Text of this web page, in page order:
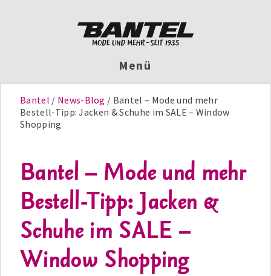
Menü
Bantel News-Blog
Bantel – Mode und mehr
Bestell-Tipp: Jacken & Schuhe im SALE – Window
Shopping
Bantel – Mode und mehr
Bestell-Tipp: Jacken &
Schuhe im SALE –
Window Shopping